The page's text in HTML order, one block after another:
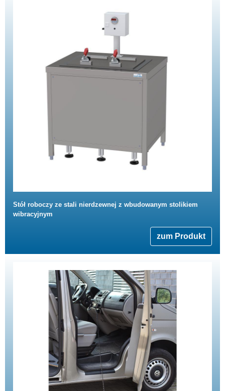
Stół roboczy ze stali nierdzewnej z wbudowanym stolikiem
wibracyjnym
zum Produkt